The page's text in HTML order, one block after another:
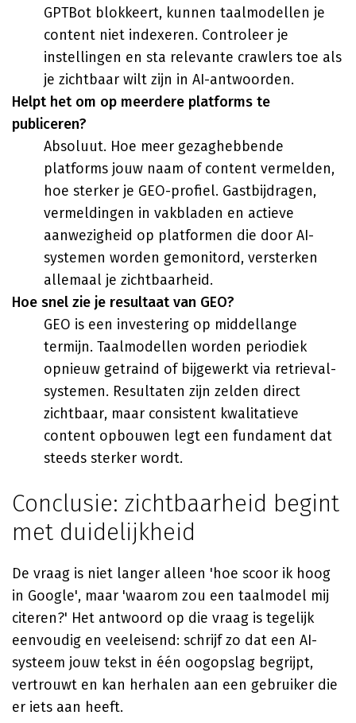
GPTBot blokkeert, kunnen taalmodellen je
content niet indexeren. Controleer je
instellingen en sta relevante crawlers toe als
je zichtbaar wilt zijn in AI-antwoorden.
Helpt het om op meerdere platforms te
publiceren?
Absoluut. Hoe meer gezaghebbende
platforms jouw naam of content vermelden,
hoe sterker je GEO-profiel. Gastbijdragen,
vermeldingen in vakbladen en actieve
aanwezigheid op platformen die door AI-
systemen worden gemonitord, versterken
allemaal je zichtbaarheid.
Hoe snel zie je resultaat van GEO?
GEO is een investering op middellange
termijn. Taalmodellen worden periodiek
opnieuw getraind of bijgewerkt via retrieval-
systemen. Resultaten zijn zelden direct
zichtbaar, maar consistent kwalitatieve
content opbouwen legt een fundament dat
steeds sterker wordt.
Conclusie: zichtbaarheid begint
met duidelijkheid
De vraag is niet langer alleen 'hoe scoor ik hoog
in Google', maar 'waarom zou een taalmodel mij
citeren?' Het antwoord op die vraag is tegelijk
eenvoudig en veeleisend: schrijf zo dat een AI-
systeem jouw tekst in één oogopslag begrijpt,
vertrouwt en kan herhalen aan een gebruiker die
er iets aan heeft.